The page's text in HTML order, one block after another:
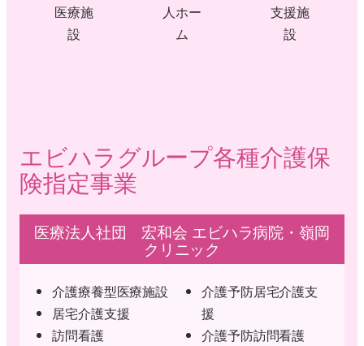
医療施
設
人ホー
ム
支援施
設
エビハラグループ各種介護保
険指定事業
医療法人社団 宏和会 エビハラ病院・嶺岡
クリニック
介護療養型医療施設
居宅介護支援
訪問看護
介護予防居宅介護支
援
介護予防訪問看護